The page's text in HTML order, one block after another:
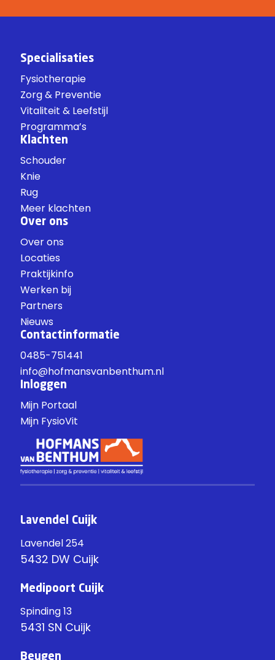
Specialisaties
Fysiotherapie
Zorg & Preventie
Vitaliteit & Leefstijl
Programma’s
Klachten
Schouder
Knie
Rug
Meer klachten
Over ons
Over ons
Locaties
Praktijkinfo
Werken bij
Partners
Nieuws
Contactinformatie
0485-751441
info@hofmansvanbenthum.nl
Inloggen
Mijn Portaal
Mijn FysioVit
Lavendel Cuijk
Lavendel 254
5432 DW Cuijk
Medipoort Cuijk
Spinding 13
5431 SN Cuijk
Beugen